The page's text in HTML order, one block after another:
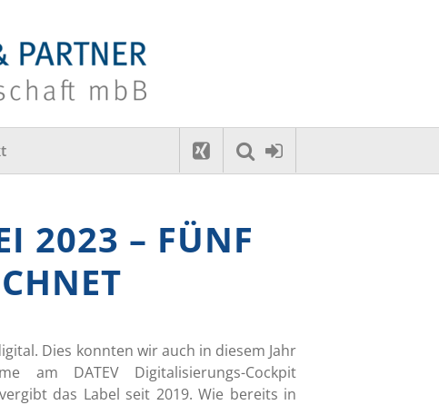
2023 – FÜNF
Dies konnten wir auch in diesem Jahr
am DATEV Digitalisierungs-Cockpit
das Label seit 2019. Wie bereits in